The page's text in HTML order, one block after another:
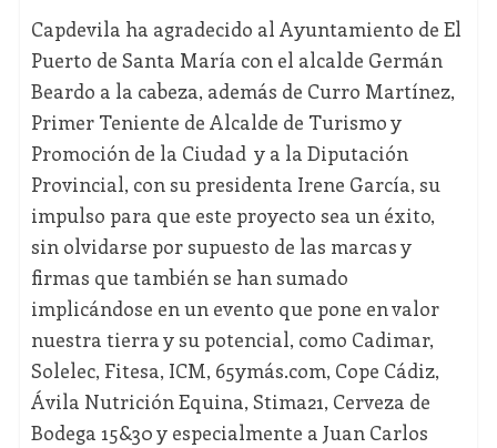
Capdevila ha agradecido al Ayuntamiento de El
Puerto de Santa María con el alcalde Germán
Beardo a la cabeza, además de Curro Martínez,
Primer Teniente de Alcalde de Turismo y
Promoción de la Ciudad y a la Diputación
Provincial, con su presidenta Irene García, su
impulso para que este proyecto sea un éxito,
sin olvidarse por supuesto de las marcas y
firmas que también se han sumado
implicándose en un evento que pone en valor
nuestra tierra y su potencial, como Cadimar,
Solelec, Fitesa, ICM, 65ymás.com, Cope Cádiz,
Ávila Nutrición Equina, Stima21, Cerveza de
Bodega 15&30 y especialmente a Juan Carlos